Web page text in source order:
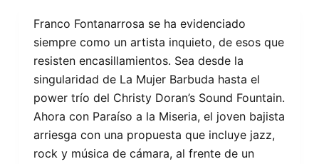
Franco Fontanarrosa se ha evidenciado
siempre como un artista inquieto, de esos que
resisten encasillamientos. Sea desde la
singularidad de La Mujer Barbuda hasta el
power trío del Christy Doran’s Sound Fountain.
Ahora con Paraíso a la Miseria, el joven bajista
arriesga con una propuesta que incluye jazz,
rock y música de cámara, al frente de un